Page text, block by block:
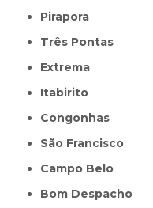
Pirapora
Três Pontas
Extrema
Itabirito
Congonhas
São Francisco
Campo Belo
Bom Despacho